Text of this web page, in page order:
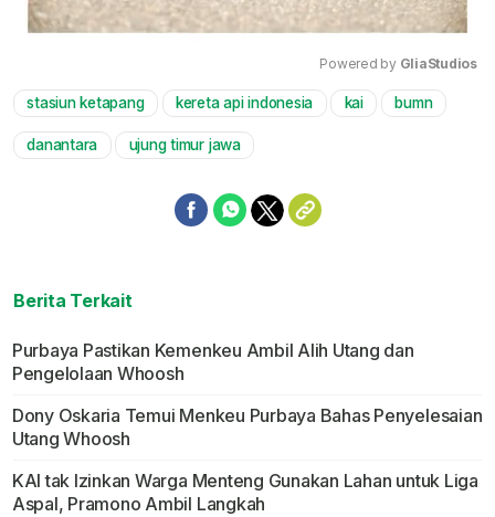
Mute
Powered by GliaStudios
stasiun ketapang kereta api indonesia kai bumn
danantara ujung timur jawa
Berita Terkait
Purbaya Pastikan Kemenkeu Ambil Alih Utang dan
Pengelolaan Whoosh
Dony Oskaria Temui Menkeu Purbaya Bahas Penyelesaian
Utang Whoosh
KAI tak Izinkan Warga Menteng Gunakan Lahan untuk Liga
Aspal, Pramono Ambil Langkah